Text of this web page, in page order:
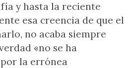
y hasta la reciente
esa creencia de que el
no acaba siempre
«no se ha
la errónea